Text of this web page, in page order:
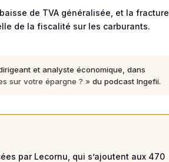
de TVA généralisée, et la fracture
de la fiscalité sur les carburants.
dirigeant et analyste économique, dans
sur votre épargne ? » du podcast Ingefii.
par Lecornu, qui s’ajoutent aux 470